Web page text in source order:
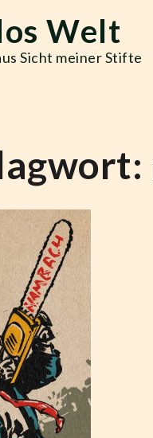
Welt
Sicht meiner Stifte
10,